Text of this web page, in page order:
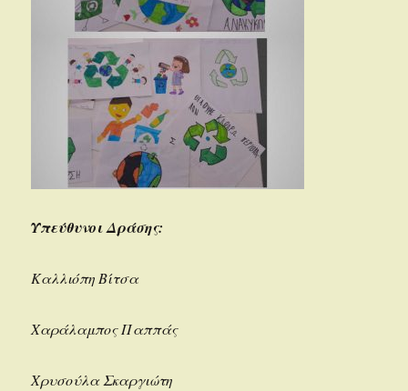
Υπεύθυνοι Δράσης:
Καλλιόπη Βίτσα
Χαράλαμπος Παππάς
Χρυσούλα Σκαργιώτη